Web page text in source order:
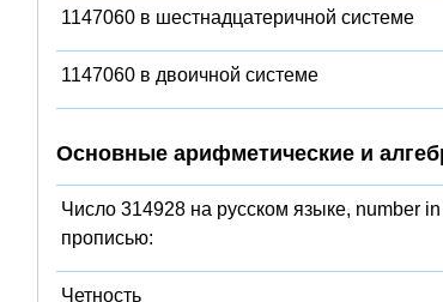
1147060 в шестнадцатеричной системе
1147060 в двоичной системе
Основные арифметические и
Число 314928 на русском языке, number
прописью:
Четность